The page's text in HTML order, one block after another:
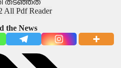
തടഞ്ഞത്
the News